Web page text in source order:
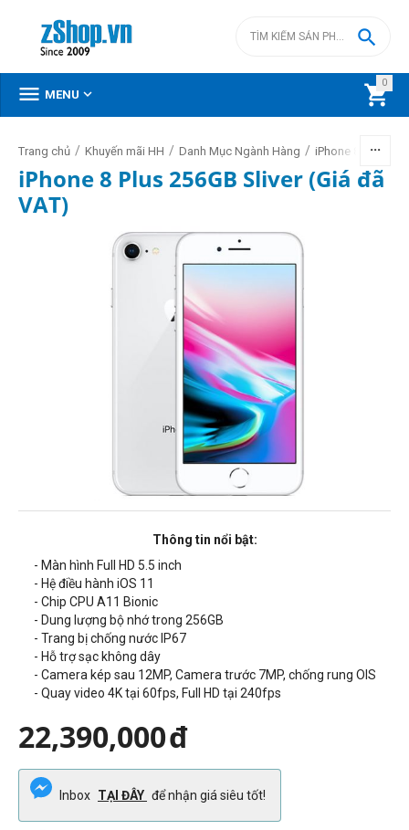
0


 MENU 
Trang chủ / Khuyến mãi HH / Danh Mục Ngành Hàng / iPhone 8 Plus
iPhone 8 Plus 256GB Sliver (Giá đã
VAT)
Thông tin nổi bật:
- Màn hình Full HD 5.5 inch
- Hệ điều hành iOS 11
- Chip CPU A11 Bionic
- Dung lượng bộ nhớ trong 256GB
- Trang bị chống nước IP67
- Hỗ trợ sạc không dây
- Camera kép sau 12MP, Camera trước 7MP, chống rung OIS
- Quay video 4K tại 60fps, Full HD tại 240fps
22,390,000đ
Inbox TẠI ĐÂY để nhận giá siêu tốt!